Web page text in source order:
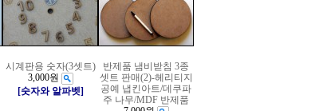
시계판용 숫자(3셋트)
3,000원
[숫자와 알파벳]
반제품 냄비받침 3종
셋트 판매(2)-헤리티지
공예 냅킨아트/데쿠파
주 나무/MDF 반제품